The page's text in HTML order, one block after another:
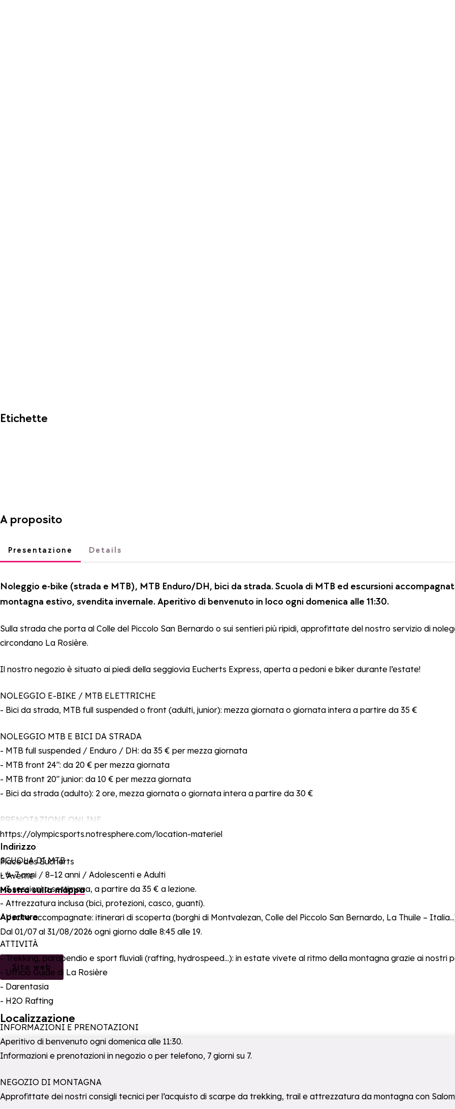
Etichette
A proposito
Presentazione Details
Noleggio e-bike (strada e MTB), MTB Enduro/DH, bici da strada. Scuola di MTB ed escursioni
montagna estivo, svendita invernale. Aperitivo di benvenuto in loco ogni domenica alle 11:30.
Sulla strada che porta al Colle del Piccolo San Bernardo o sui sentieri più ripidi, approfittate del nostro servizio di
circondano La Rosière.
Il nostro negozio è situato ai piedi della seggiovia Eucherts Express, aperta a pedoni e biker durante l’estate!
NOLEGGIO E-BIKE / MTB ELETTRICHE
- Bici da strada, MTB full suspended o front (adulti, junior): mezza giornata o giornata intera a partire da 35 €
NOLEGGIO MTB E BICI DA STRADA
- MTB full suspended / Enduro / DH: da 35 € per mezza giornata
- MTB front 24": da 20 € per mezza giornata
- MTB front 20" junior: da 10 € per mezza giornata
- Bici da strada (adulto): 2 ore, mezza giornata o giornata intera a partire da 30 €
PRENOTAZIONE ONLINE
https://olympicsports.notresphere.com/location-materiel
SCUOLA DI MTB
- 6–7 anni / 8–12 anni / Adolescenti e Adulti
- 3 sessioni a settimana, a partire da 35 € a lezione.
- Attrezzatura inclusa (bici, protezioni, casco, guanti).
- Uscite accompagnate: itinerari di scoperta (borghi di Montvalezan, Colle del Piccolo San Bernardo, La Thuile –
ATTIVITÀ
- Trekking, parapendio e sport fluviali (rafting, hydrospeed...): in estate vivete al ritmo della montagna grazie ai nostri
- Ufficio Guide di La Rosière
- Darentasia
- H2O Rafting
INFORMAZIONI E PRENOTAZIONI
Aperitivo di benvenuto ogni domenica alle 11:30.
Informazioni e prenotazioni in negozio o per telefono, 7 giorni su 7.
NEGOZIO DI MONTAGNA
Approfittate dei nostri consigli tecnici per l’acquisto di scarpe da trekking, trail e attrezzatura da montagna con
Indirizzo
Place des Eucherts
L'Averne
Mostra sulla mappa
Aperture
Dal 01/07 al 31/08/2026 ogni giorno dalle 8:45 alle 19.
Sito web
Localizzazione